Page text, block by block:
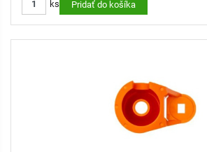
ks Pridať do košíka